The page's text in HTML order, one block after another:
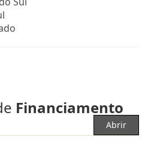
Financiamento
Abrir